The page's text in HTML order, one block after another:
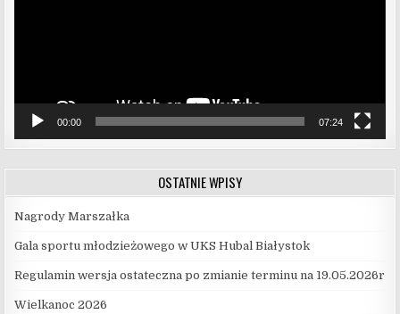
00:00 07:24
OSTATNIE WPISY
Nagrody Marszałka
Gala sportu młodzieżowego w UKS Hubal Białystok
Regulamin wersja ostateczna po zmianie terminu na 19.05.2026r
Wielkanoc 2026